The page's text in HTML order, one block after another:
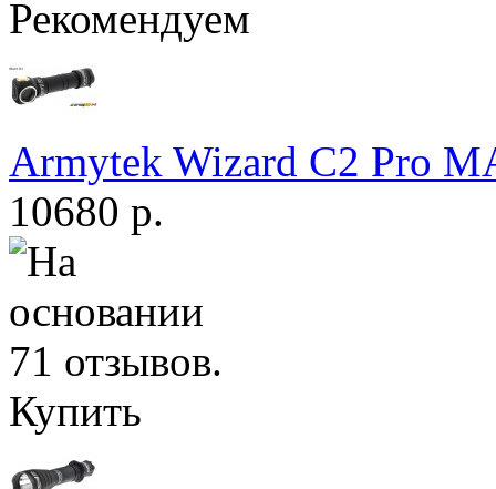
Рекомендуем
Armytek Wizard С2 Pro
10680 р.
Купить